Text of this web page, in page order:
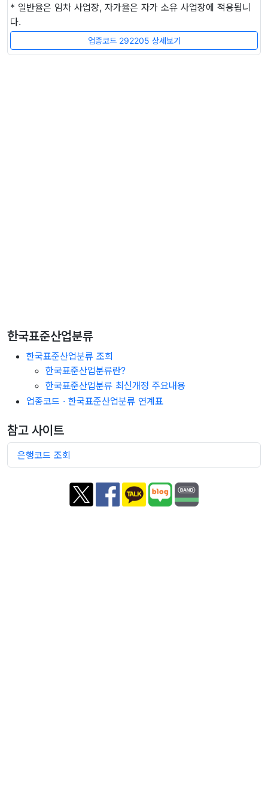
* 일반율은 임차 사업장, 자가율은 자가 소유 사업장에 적용됩니
다.
업종코드 292205 상세보기
한국표준산업분류
한국표준산업분류 조회
한국표준산업분류란?
한국표준산업분류 최신개정 주요내용
업종코드 · 한국표준산업분류 연계표
참고 사이트
은행코드 조회